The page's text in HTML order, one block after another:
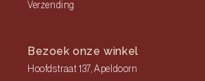
Verzending
Bezoek onze winkel
Hoofdstraat 137, Apeldoorn